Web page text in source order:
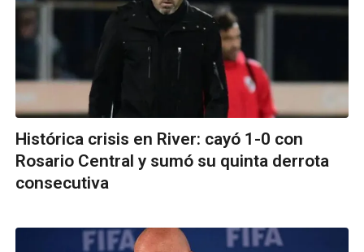
Histórica crisis en River: cayó 1-0 con
Rosario Central y sumó su quinta derrota
consecutiva